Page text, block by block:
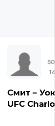
Смит –
UFC